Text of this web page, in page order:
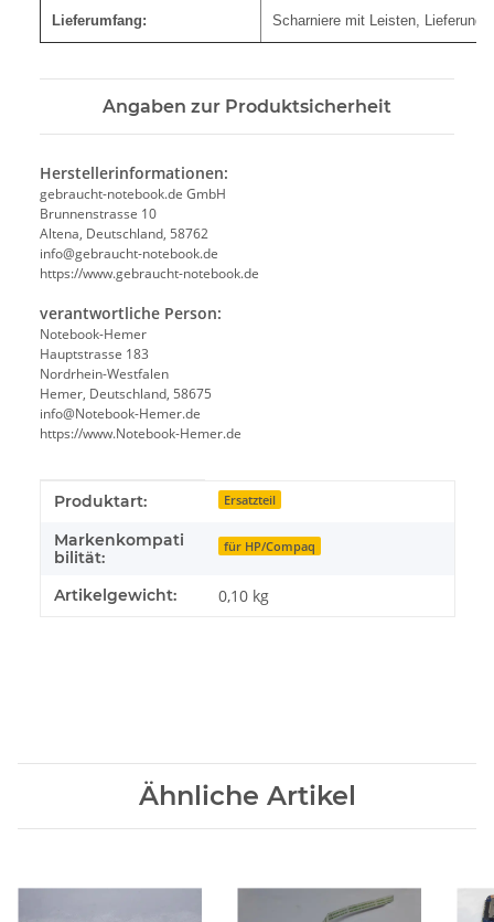
Lieferumfang: Scharniere mit Leisten, Lieferung
Angaben zur Produktsicherheit
Herstellerinformationen:
gebraucht-notebook.de GmbH
Brunnenstrasse 10
Altena, Deutschland, 58762
info@gebraucht-notebook.de
https://www.gebraucht-notebook.de
verantwortliche Person:
Notebook-Hemer
Hauptstrasse 183
Nordrhein-Westfalen
Hemer, Deutschland, 58675
info@Notebook-Hemer.de
https://www.Notebook-Hemer.de
Produkteigenschaft
Wert
Produktart: Ersatzteil
Markenkompati
bilität:
für HP/Compaq
Artikelgewicht: 0,10 kg
Ähnliche Artikel